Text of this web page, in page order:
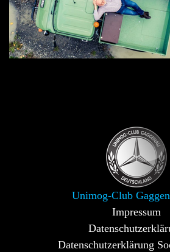
Unimog-Club
Impressum
Datenschutzerklärung